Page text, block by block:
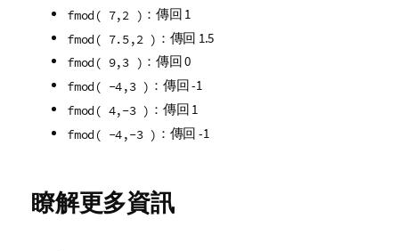
fmod( 7,2 ) ：傳回 1
fmod( 7.5,2 ) ：傳回 1.5
fmod( 9,3 ) ：傳回 0
fmod( -4,3 ) ：傳回 -1
fmod( 4,-3 ) ：傳回 1
fmod( -4,-3 ) ：傳回 -1
瞭解更多資訊